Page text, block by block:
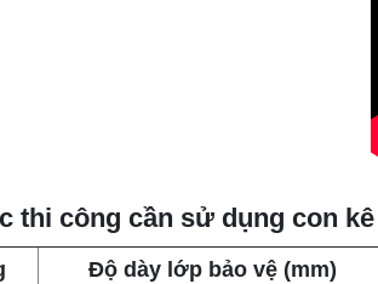
thi công cần sử dụng con
Độ dày lớp bảo vệ (mm)